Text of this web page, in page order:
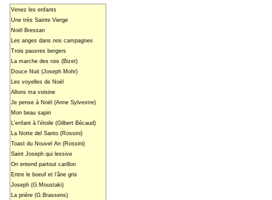
Venez les enfants
Une très Sainte Vierge
Noël Bressan
Les anges dans nos campagnes
Trois pauvres bergers
La marche des rois (Bizet)
Douce Nuit (Joseph Mohr)
Les voyelles de Noël
Allons ma voisine
Je pense à Noël (Anne Sylvestre)
Mon beau sapin
L'enfant à l'étoile (Gilbert Bécaud)
La Notte del Santo (Rossini)
Toast du Nouvel An (Rossini)
Saint Joseph qui lessive
On entend partout carillon
Entre le boeuf et l'âne gris
Joseph (G.Moustaki)
La prière (G.Brassens)